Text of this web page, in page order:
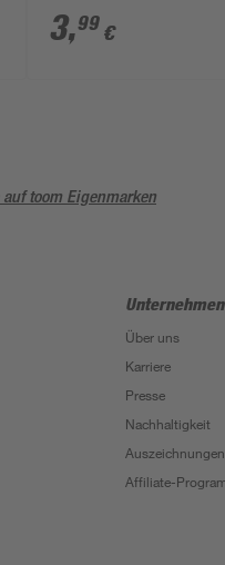
3,99 €
toom Eigenmarken
Unternehmen
Über uns
Karriere
Presse
Nachhaltigkeit
Auszeichnungen
Affiliate-